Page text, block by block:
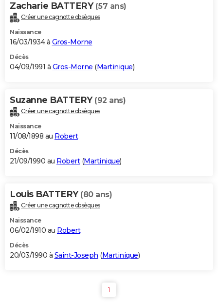
Zacharie BATTERY (57 ans)
Créer une cagnotte obsèques
Naissance
16/03/1934 à Gros-Morne
Décès
04/09/1991 à Gros-Morne (Martinique)
Suzanne BATTERY (92 ans)
Créer une cagnotte obsèques
Naissance
11/08/1898 au Robert
Décès
21/09/1990 au Robert(Martinique)
Louis BATTERY (80 ans)
Créer une cagnotte obsèques
Naissance
06/02/1910 au Robert
Décès
20/03/1990 à Saint-Joseph (Martinique)
1